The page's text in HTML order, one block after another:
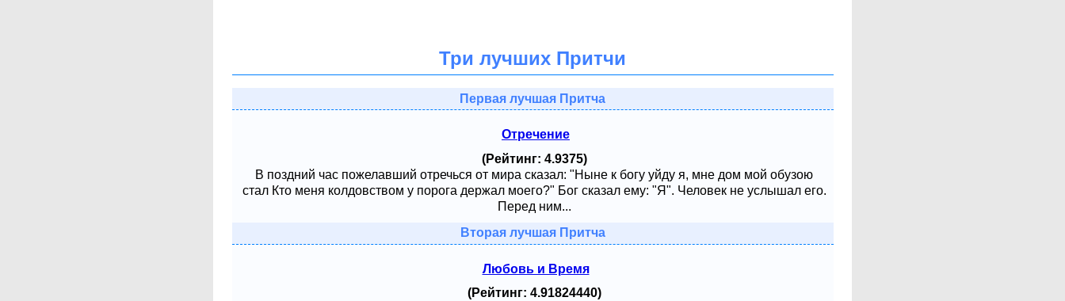
Три лучших Притчи
Первая лучшая Притча
Отречение
(Рейтинг: 4.9375)
В поздний час пожелавший отречься от мира сказал: "Ныне к богу уйду я, мне дом мой обузою
стал Кто меня колдовством у порога держал моего?" Бог сказал ему: "Я". Человек не услышал его.
Перед ним...
Вторая лучшая Притча
Любовь и Время
(Рейтинг: 4.91824440)